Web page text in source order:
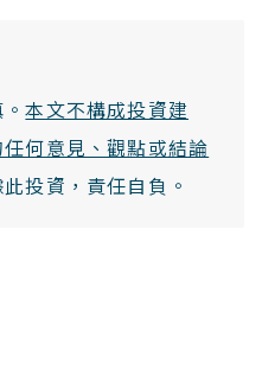
本文不構成投資建
何意見、觀點或結論
此投資，責任自負。